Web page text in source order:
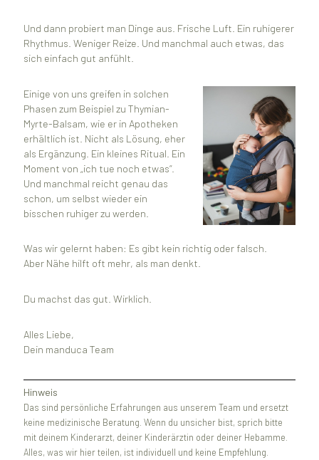
Und dann probiert man Dinge aus. Frische Luft. Ein ruhigerer
Rhythmus. Weniger Reize. Und manchmal auch etwas, das
sich einfach gut anfühlt.
Einige von uns greifen in solchen
Phasen zum Beispiel zu Thymian-
Myrte-Balsam, wie er in Apotheken
erhältlich ist. Nicht als Lösung, eher
als Ergänzung. Ein kleines Ritual. Ein
Moment von „ich tue noch etwas“.
Und manchmal reicht genau das
schon, um selbst wieder ein
bisschen ruhiger zu werden.
Was wir gelernt haben: Es gibt kein richtig oder falsch.
Aber Nähe hilft oft mehr, als man denkt.
Du machst das gut. Wirklich.
Alles Liebe,
Dein manduca Team
Hinweis
Das sind persönliche Erfahrungen aus unserem Team und ersetzt
keine medizinische Beratung. Wenn du unsicher bist, sprich bitte
mit deinem Kinderarzt, deiner Kinderärztin oder deiner Hebamme.
Alles, was wir hier teilen, ist individuell und keine Empfehlung.